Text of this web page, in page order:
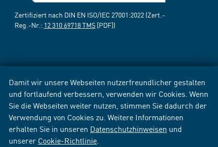
Damit wir unsere Webseiten nutzerfreundlicher gestalten
und fortlaufend verbessern, verwenden wir Cookies. Wenn
Sie die Webseiten weiter nutzen, stimmen Sie dadurch der
Verwendung von Cookies zu. Weitere Informationen
erhalten Sie in unseren Datenschutzhinweisen und
unserer Cookie-Richtlinie
Zertifiziert nach DIN EN ISO/IEC 27001:2022 (Zert.-
Reg.-Nr.: 12 310 69718 TMS [PDF])